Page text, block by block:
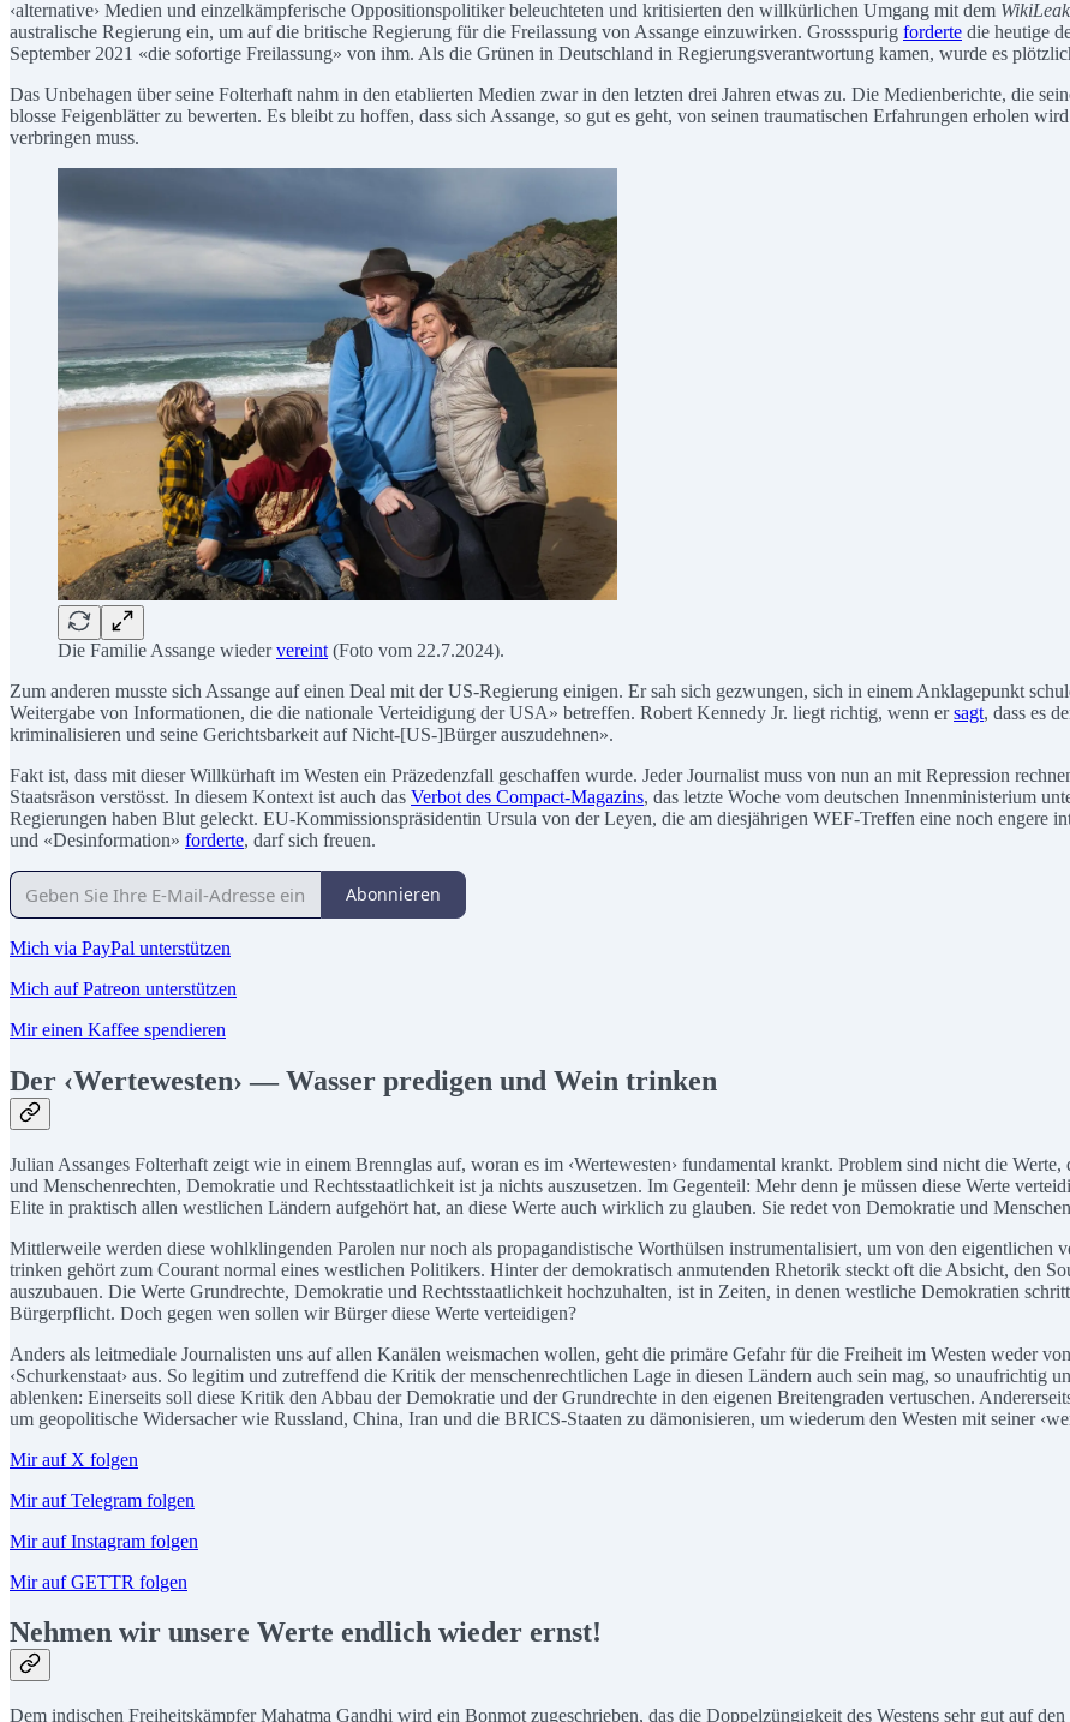
‹alternative› Medien und einzelkämpferische Oppositionspolitiker beleuchteten und kritisierten den willkürlichen Umgang mit dem
australische Regierung ein, um auf die britische Regierung für die Freilassung von Assange einzuwirken. Grossspurig forderte die heutige
September 2021 «die sofortige Freilassung» von ihm. Als die Grünen in Deutschland in Regierungsverantwortung kamen, wurde es
Das Unbehagen über seine Folterhaft nahm in den etablierten Medien zwar in den letzten drei Jahren etwas zu. Die Medienberichte, die
blosse Feigenblätter zu bewerten. Es bleibt zu hoffen, dass sich Assange, so gut es geht, von seinen traumatischen Erfahrungen erholen
verbringen muss.
Die Familie Assange wiedervereint (Foto vom 22.7.2024).
Zum anderen musste sich Assange auf einen Deal mit der US-Regierung einigen. Er sah sich gezwungen, sich in einem Anklagepunkt
Weitergabe von Informationen, die die nationale Verteidigung der USA» betreffen. Robert Kennedy Jr. liegt richtig, wenn ersagt, dass es
kriminalisieren und seine Gerichtsbarkeit auf Nicht-[US-]Bürger auszudehnen».
Fakt ist, dass mit dieser Willkürhaft im Westen ein Präzedenzfall geschaffen wurde. Jeder Journalist muss von nun an mit Repression
Staatsräson verstösst. In diesem Kontext ist auch das Verbot des Compact-Magazins, das letzte Woche vom deutschen Innenministerium
Regierungen haben Blut geleckt. EU-Kommissionspräsidentin Ursula von der Leyen, die am diesjährigen WEF-Treffen eine noch engere
und «Desinformation» forderte, darf sich freuen.
Abonnieren
Mich via PayPal unterstützen
Mich auf Patreon unterstützen
Mir einen Kaffee spendieren
Der ‹Wertewesten› — Wasser predigen und Wein trinken
Julian Assanges Folterhaft zeigt wie in einem Brennglas auf, woran es im ‹Wertewesten› fundamental krankt. Problem sind nicht die
und Menschenrechten, Demokratie und Rechtsstaatlichkeit ist ja nichts auszusetzen. Im Gegenteil: Mehr denn je müssen diese Werte
Elite in praktisch allen westlichen Ländern aufgehört hat, an diese Werte auch wirklich zu glauben. Sie redet von Demokratie und
Mittlerweile werden diese wohlklingenden Parolen nur noch als propagandistische Worthülsen instrumentalisiert, um von den eigentlichen
trinken gehört zum Courant normal eines westlichen Politikers. Hinter der demokratisch anmutenden Rhetorik steckt oft die Absicht, den
auszubauen. Die Werte Grundrechte, Demokratie und Rechtsstaatlichkeit hochzuhalten, ist in Zeiten, in denen westliche Demokratien
Bürgerpflicht. Doch gegen wen sollen wir Bürger diese Werte verteidigen?
Anders als leitmediale Journalisten uns auf allen Kanälen weismachen wollen, geht die primäre Gefahr für die Freiheit im Westen weder
‹Schurkenstaat› aus. So legitim und zutreffend die Kritik der menschenrechtlichen Lage in diesen Ländern auch sein mag, so
ablenken: Einerseits soll diese Kritik den Abbau der Demokratie und der Grundrechte in den eigenen Breitengraden vertuschen.
um geopolitische Widersacher wie Russland, China, Iran und die BRICS-Staaten zu dämonisieren, um wiederum den Westen mit seiner
Mir auf X folgen
Mir auf Telegram folgen
Mir auf Instagram folgen
Mir auf GETTR folgen
Nehmen wir unsere Werte endlich wieder ernst!
Dem indischen Freiheitskämpfer Mahatma Gandhi wird ein Bonmot zugeschrieben, das die Doppelzüngigkeit des Westens sehr gut auf